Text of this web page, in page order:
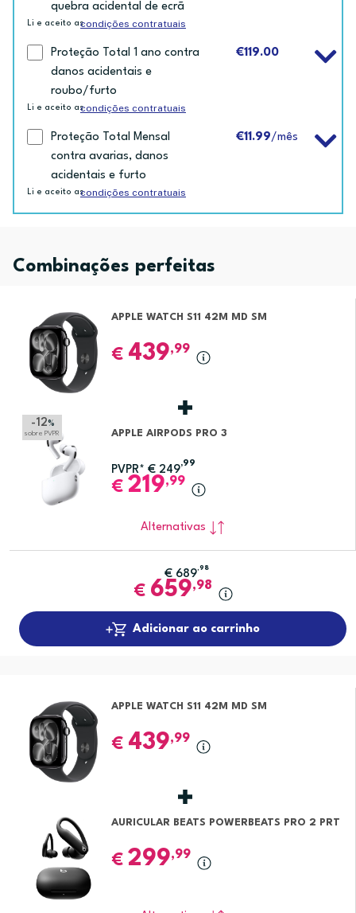
quebra acidental de ecrã
Li e aceito ascondições contratuais
Proteção Total 1 ano contra
danos acidentais e
roubo/furto
€119.00
Li e aceito ascondições contratuais
Proteção Total Mensal
contra avarias, danos
acidentais e furto
€11.99/mês
Li e aceito ascondições contratuais
Combinações perfeitas
APPLE WATCH S11 42M MD SM
€ 439,99
-12 %
sobre PVPR APPLE AIRPODS PRO 3
PVPR* € 249
,99
€ 219,99
Alternativas
€ 689,98
€ 659,98
Adicionar ao carrinho
APPLE WATCH S11 42M MD SM
€ 439,99
AURICULAR BEATS POWERBEATS PRO 2 PRT
€ 299,99